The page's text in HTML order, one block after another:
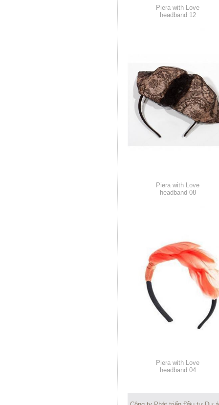
Piera with Love
headband 12
Piera with Love
headband 08
Piera with Love
headband 04